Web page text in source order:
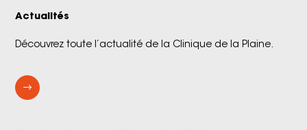
Actualités
Découvrez toute l’actualité de la Clinique de la Plaine.
$